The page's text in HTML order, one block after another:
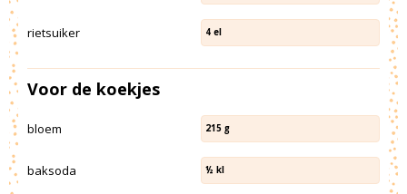
rietsuiker 4 el
Voor de koekjes
bloem 215 g
baksoda ½ kl